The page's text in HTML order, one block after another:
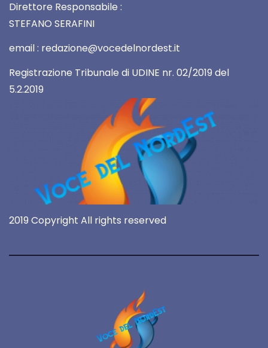
Direttore Responsabile :
STEFANO SERAFINI
email : redazione@vocedelnordest.it
Registrazione Tribunale di UDINE nr. 02/2019 del
5.2.2019
2019 Copyright All rights reserved